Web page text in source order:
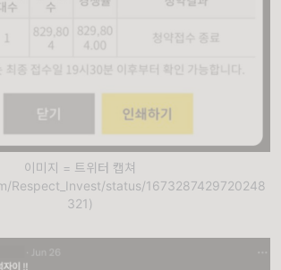
이미지 = 트위터 캡쳐
Respect_Invest/status/1673287429720248
321)